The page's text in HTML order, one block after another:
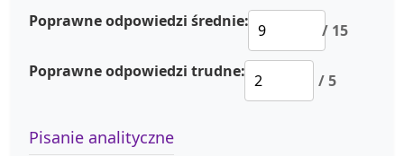
Poprawne odpowiedzi średnie: / 15
Poprawne odpowiedzi trudne: / 5
Pisanie analityczne